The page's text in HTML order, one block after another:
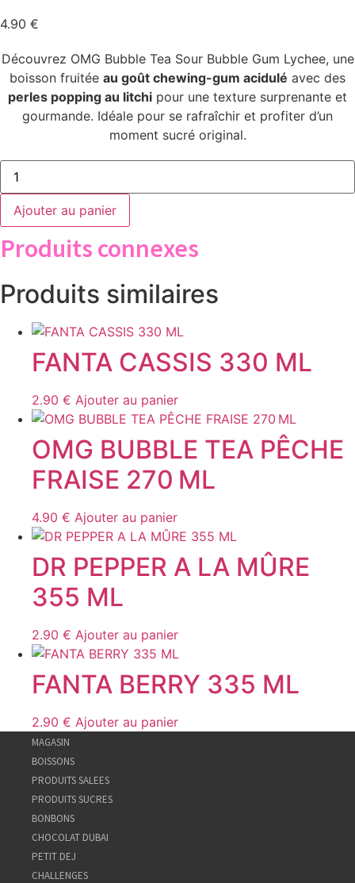
4.90 €
Découvrez OMG Bubble Tea Sour Bubble Gum Lychee, une
boisson fruitée au goût chewing-gum acidulé avec des
perles popping au litchi pour une texture surprenante et
gourmande. Idéale pour se rafraîchir et profiter d’un
moment sucré original.
quantité
de
OMG
BUBBLE
TEA
SAVEUR
CHEWING-
GUM
&
LITCHI
270
Ajouter au panier
Produits connexes
Produits similaires
FANTA CASSIS 330 ML
2.90 € Ajouter au panier
OMG BUBBLE TEA PÊCHE
FRAISE 270 ML
4.90 € Ajouter au panier
DR PEPPER A LA MÛRE
355 ML
2.90 € Ajouter au panier
FANTA BERRY 335 ML
2.90 € Ajouter au panier
MAGASIN
BOISSONS
PRODUITS SALEES
PRODUITS SUCRES
BONBONS
CHOCOLAT DUBAI
PETIT DEJ
CHALLENGES